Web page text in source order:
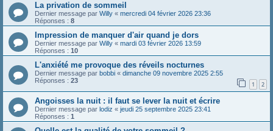
La privation de sommeil
Dernier message par Willy « mercredi 04 février 2026 23:36
Réponses : 8
Impression de manquer d'air quand je dors
Dernier message par Willy « mardi 03 février 2026 13:59
Réponses : 10
L'anxiété me provoque des réveils nocturnes
Dernier message par bobbi « dimanche 09 novembre 2025 2:55
Réponses : 23 1 2
Angoisses la nuit : il faut se lever la nuit et écrire
Dernier message par lodiz « jeudi 25 septembre 2025 23:41
Réponses : 1